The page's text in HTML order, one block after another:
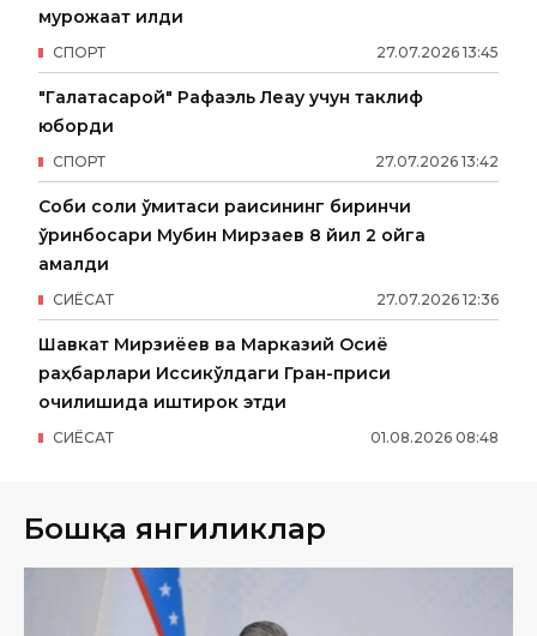
мурожаат қилди
27.07.2026 13:45
СПОРТ
"Галатасарой" Рафаэль Леау учун таклиф
юборди
27.07.2026 13:42
СПОРТ
Собиқ солиқ қўмитаси раисининг биринчи
ўринбосари Мубин Мирзаев 8 йил 2 ойга
қамалди
27.07.2026 12:36
СИËСАТ
Шавкат Мирзиёев ва Марказий Осиё
раҳбарлари Иссиқкўлдаги Гран-приси
очилишида иштирок этди
01.08.2026 08:48
СИËСАТ
Бошқа янгиликлар